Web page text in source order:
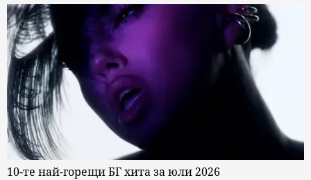
10-те най-горещи БГ хита за юли 2026